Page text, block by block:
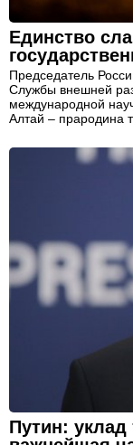
Единство
Председатель
Службы внешней
международной
Алтай – прародина
Путин: уклад